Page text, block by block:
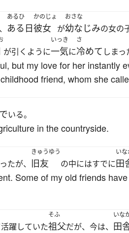
あるひ
ある日
かのじょ
彼女 が
おさな
幼なじみの女の
が引くように
いっき
一気に
さ
冷めて しまっ
but my love for her instantly
friend, whom she
いる。
in the countryside.
たが、
きゅうゆう
旧友 の中にはすでに
い
田
Some of my old friends
躍していた
そふ
祖父だが、今は、
いな
田